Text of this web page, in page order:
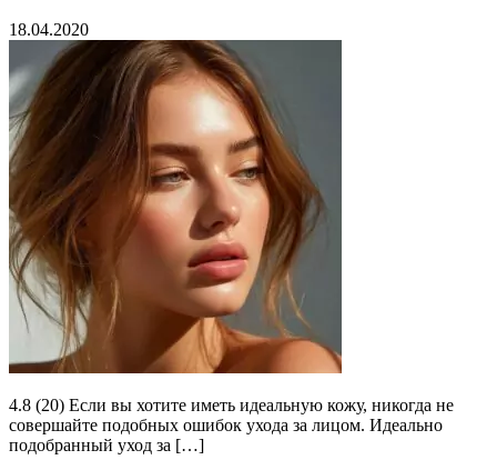
18.04.2020
4.8 (20) Если вы хотите иметь идеальную кожу, никогда не
совершайте подобных ошибок ухода за лицом. Идеально
подобранный уход за […]